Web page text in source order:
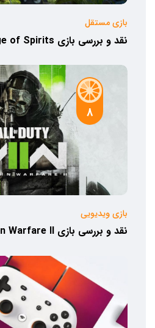
بازی مستقل
نقد و بررسی بازی Kena: Bridge of Spirits
8
بازی ویدیویی
نقد و بررسی بازی Call of Duty: Modern Warfare II